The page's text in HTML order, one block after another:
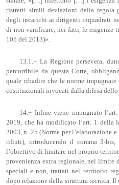
ristretti simili deviazioni dalla regola
degli incarichi ai dirigenti inquadrati
di non vanificare, nei fatti, le esigenze
105 del 2013)».
13.1.− La Regione persevera,
percorribile da questa Corte,
quale ribadire che le norme
costituzionali invocati dalla difesa dello
14.− Infine viene impugnato
2019, che ha modificato l’art. 1 della
2003, n. 25 (Norme per l’elaborazione
rifiuti), introducendo il comma 3-bis,
l’obiettivo di limitare nel proprio
provenienza extra regionale, nel
speciali e non, trattati nel territorio
dopo relazione della struttura tecnica. Il